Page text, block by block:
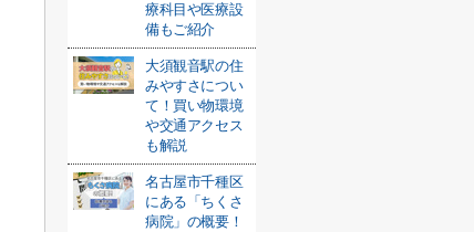
療科目や医療設
備もご紹介
大須観音駅の住
みやすさについ
て！買い物環境
や交通アクセス
も解説
名古屋市千種区
にある「ちくさ
病院」の概要！